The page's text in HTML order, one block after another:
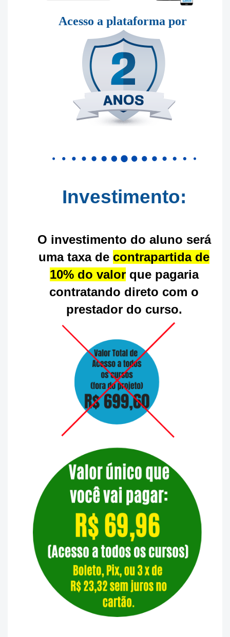
Acesso a plataforma por
Investimento:
O investimento do aluno será
uma taxa de contrapartida de
10% do valorque pagaria
contratando direto com o
prestador do curso.